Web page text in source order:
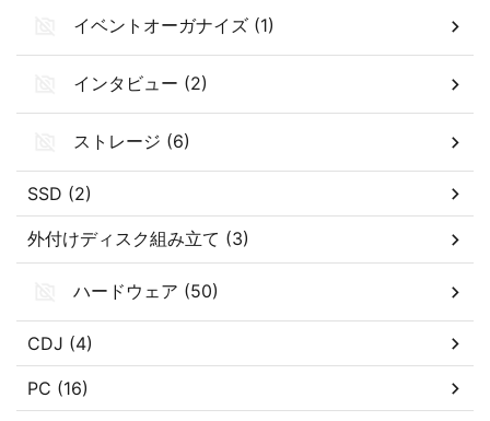
イベントオーガナイズ (1)
インタビュー (2)
ストレージ (6)
SSD (2)
外付けディスク組み立て (3)
ハードウェア (50)
CDJ (4)
PC (16)